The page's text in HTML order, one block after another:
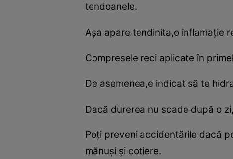
tendoanele.
Aşa apare tendinita,o inflamaţie
Compresele reci aplicate în
De asemenea,e indicat să te
Dacă durerea nu scade după o
Poţi preveni accidentările dacă
mănuşi şi cotiere.